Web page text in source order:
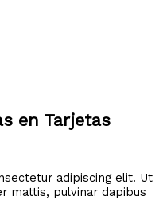
en Tarjetas
adipiscing elit. Ut
mattis, pulvinar dapibus